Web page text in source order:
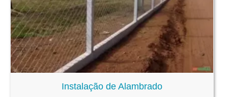
Instalação de Alambrado